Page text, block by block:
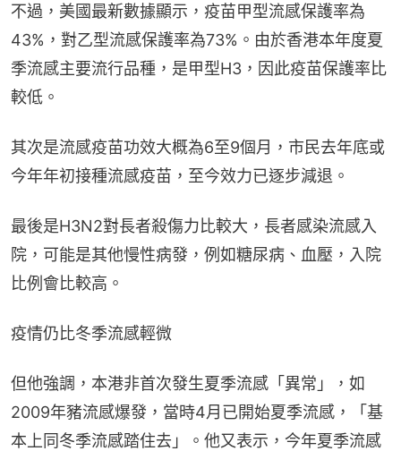
不過，美國最新數據顯示，疫苗甲型流感保護率為
43%，對乙型流感保護率為73%。由於香港本年度夏
季流感主要流行品種，是甲型H3，因此疫苗保護率比
較低。
其次是流感疫苗功效大概為6至9個月，市民去年底或
今年年初接種流感疫苗，至今效力已逐步減退。
最後是H3N2對長者殺傷力比較大，長者感染流感入
院，可能是其他慢性病發，例如糖尿病、血壓，入院
比例會比較高。
疫情仍比冬季流感輕微
但他強調，本港非首次發生夏季流感「異常」，如
2009年豬流感爆發，當時4月已開始夏季流感，「基
本上同冬季流感踏住去」。他又表示，今年夏季流感